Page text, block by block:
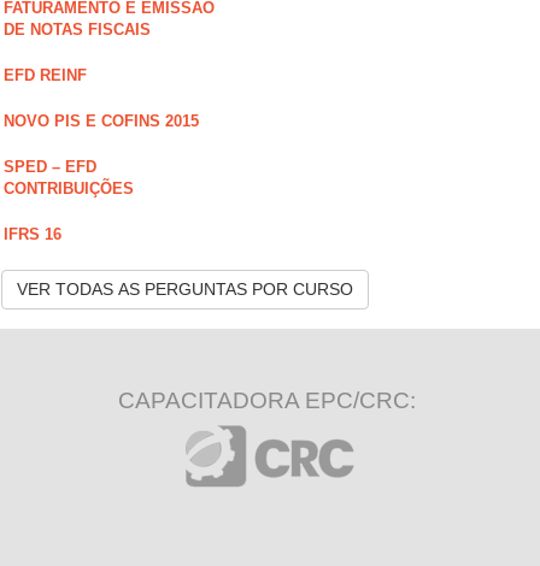
FATURAMENTO E EMISSÃO
DE NOTAS FISCAIS
EFD REINF
NOVO PIS E COFINS 2015
SPED – EFD
CONTRIBUIÇÕES
IFRS 16
VER TODAS AS PERGUNTAS POR CURSO
CAPACITADORA EPC/CRC: